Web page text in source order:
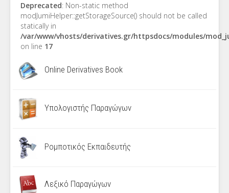
Deprecated: Non-static method
modJumiHelper::getStorageSource() should not be called
statically in
/var/www/vhosts/derivatives.gr/httpsdocs/modules/
on line 17
Online Derivatives Book
Υπολογιστής Παραγώγων
Ρομποτικός Εκπαιδευτής
Λεξικό Παραγώγων